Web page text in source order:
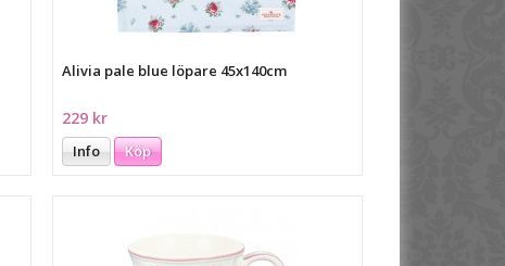
Alivia pale blue löpare 45x140cm
229 kr
Info Köp